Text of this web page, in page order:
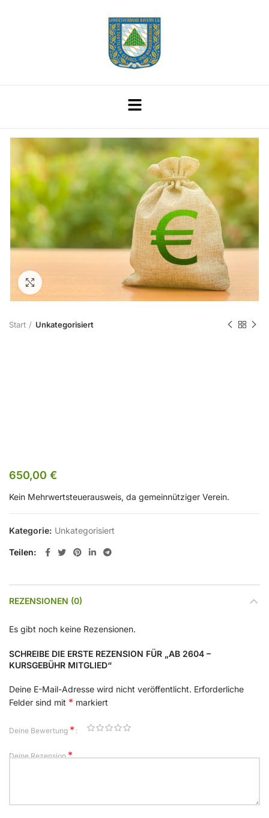
Zum Vergrößern klicken
Start Unkategorisiert
650,00 €
Kein Mehrwertsteuerausweis, da gemeinnütziger Verein.
Kategorie: Unkategorisiert
Teilen
REZENSIONEN (0)
Es gibt noch keine Rezensionen.
SCHREIBE DIE ERSTE REZENSION FÜR „AB 2604 –
KURSGEBÜHR MITGLIED“
Deine E-Mail-Adresse wird nicht veröffentlicht. Erforderliche
Felder sind mit * markiert
Deine Bewertung *
Deine Rezension*